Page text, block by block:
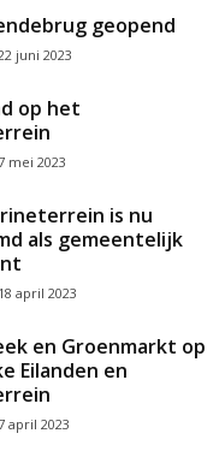
geopend
juni 2023
op het
mei 2023
is nu
als gemeentelijk
18 april 2023
en Groenmarkt op
Eilanden en
april 2023